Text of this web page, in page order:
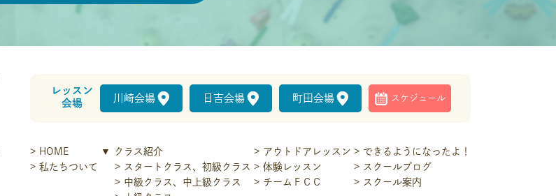
レッスン
会場
川崎会場 日吉会場 町田会場 スケジュール
HOME
私たちついて
クラス紹介
スタートクラス、初級クラス
中級クラス、中上級クラス
アウトドアレッスン
体験レッスン
チームＦＣＣ
できるようになったよ！
スクールブログ
スクール案内